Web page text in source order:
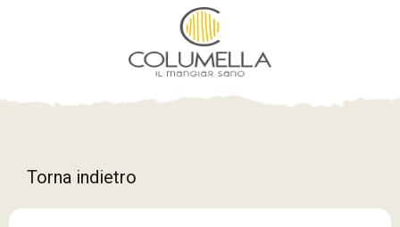
Torna indietro